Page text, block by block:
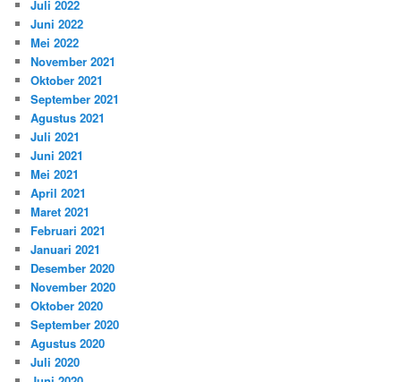
Juli 2022
Juni 2022
Mei 2022
November 2021
Oktober 2021
September 2021
Agustus 2021
Juli 2021
Juni 2021
Mei 2021
April 2021
Maret 2021
Februari 2021
Januari 2021
Desember 2020
November 2020
Oktober 2020
September 2020
Agustus 2020
Juli 2020